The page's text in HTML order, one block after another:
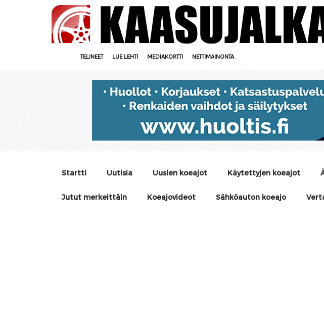
TELINEET LUE LEHTI MEDIAKORTTI NETTIMAINONTA
Startti Uutisia Uusien koeajot Käytettyjen koeajot
Jutut merkeittäin Koeajovideot Sähköauton koeajo